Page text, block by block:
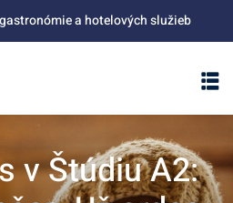
a hotelových služieb
v Štúdiu A2: